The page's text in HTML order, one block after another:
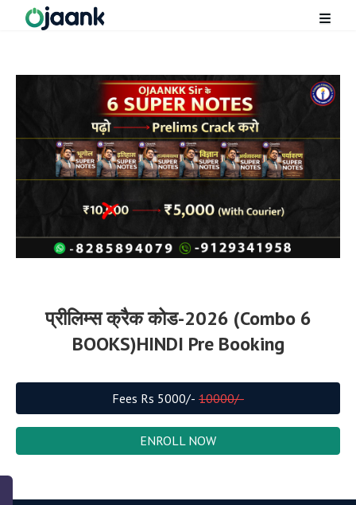
प्रीलिम्स क्रैक कोड-2026 (Combo 6
BOOKS)HINDI Pre Booking
Fees Rs 5000/- 10000/-
ENROLL NOW